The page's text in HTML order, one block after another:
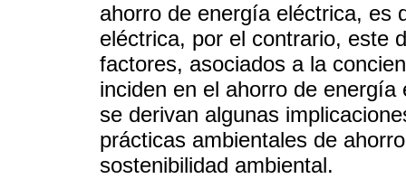
ahorro de energía eléctrica, es
eléctrica, por el contrario, este
factores, asociados a la
inciden en el ahorro de
se derivan algunas
prácticas ambientales de
sostenibilidad ambiental.